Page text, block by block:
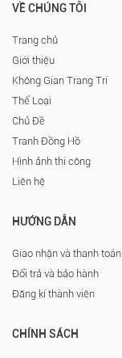
VỀ CHÚNG TÔI
Trang chủ
Giới thiệu
Không Gian Trang Trí
Thể Loại
Chủ Đề
Tranh Đồng Hồ
Hình ảnh thi công
Liên hệ
HƯỚNG DẪN
Giao nhận và thanh toán
Đổi trả và bảo hành
Đăng kí thành viên
CHÍNH SÁCH